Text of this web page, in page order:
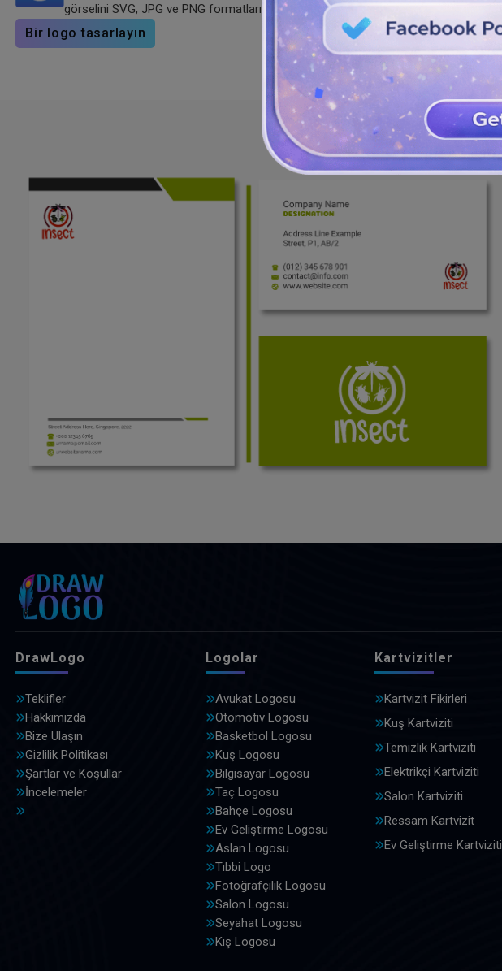
görselini SVG, JPG ve PNG formatlarında indirin.
Bir logo tasarlayın
DrawLogo
Teklifler
Hakkımızda
Bize Ulaşın
Gizlilik Politikası
Şartlar ve Koşullar
İncelemeler
Logolar
Avukat Logosu
Otomotiv Logosu
Basketbol Logosu
Kuş Logosu
Bilgisayar Logosu
Taç Logosu
Bahçe Logosu
Ev Geliştirme Logosu
Aslan Logosu
Tıbbi Logo
Fotoğrafçılık Logosu
Salon Logosu
Seyahat Logosu
Kış Logosu
Kartvizitler
Kartvizit Fikirleri
Kuş Kartviziti
Temizlik Kartviziti
Elektrikçi Kartviziti
Salon Kartviziti
Ressam Kartvizit
Ev Geliştirme Kartviziti